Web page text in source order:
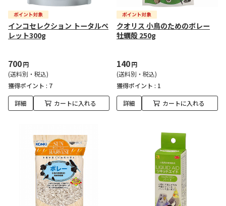
インコセレクション トータルペ
レット300g
700円
(送料別・税込)
獲得ポイント : 7
詳細 カートに入れる
クオリス 小鳥のためのボレー
牡蠣殻 250g
140円
(送料別・税込)
獲得ポイント : 1
詳細 カートに入れる